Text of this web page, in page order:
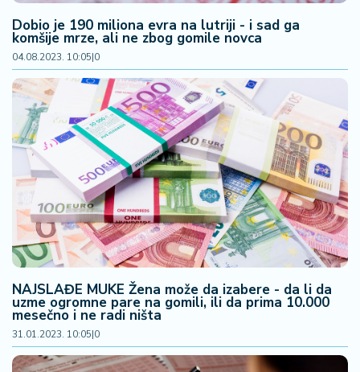
Dobio je 190 miliona evra na lutriji - i sad ga
komšije mrze, ali ne zbog gomile novca
04.08.2023. 10:05|0
NAJSLAĐE MUKE Žena može da izabere - da li da
uzme ogromne pare na gomili, ili da prima 10.000
mesečno i ne radi ništa
31.01.2023. 10:05|0